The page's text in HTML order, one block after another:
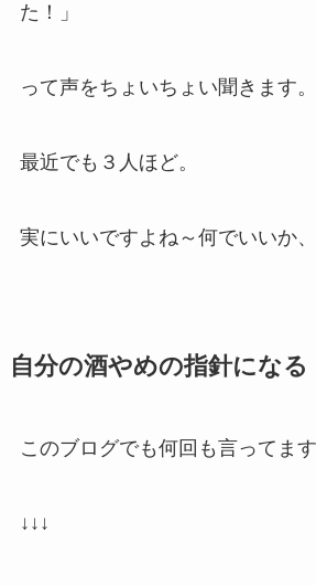
た！」
って声をちょいちょい聞きます。
最近でも３人ほど。
実にいいですよね～何でいいか
自分の酒やめの指針になる
このブログでも何回も言ってます
↓↓↓